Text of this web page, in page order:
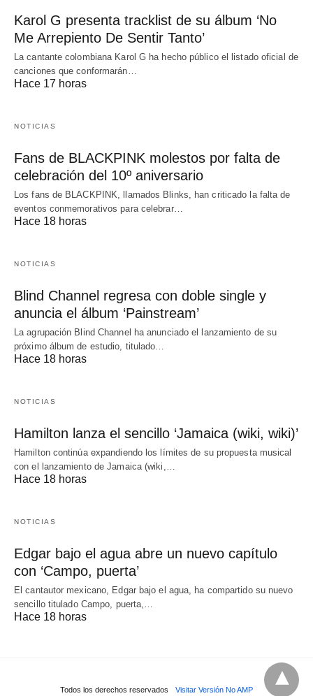
Karol G presenta tracklist de su álbum ‘No
Me Arrepiento De Sentir Tanto’
La cantante colombiana Karol G ha hecho público el listado oficial de
canciones que conformarán…
Hace 17 horas
NOTICIAS
Fans de BLACKPINK molestos por falta de
celebración del 10º aniversario
Los fans de BLACKPINK, llamados Blinks, han criticado la falta de
eventos conmemorativos para celebrar…
Hace 18 horas
NOTICIAS
Blind Channel regresa con doble single y
anuncia el álbum ‘Painstream’
La agrupación Blind Channel ha anunciado el lanzamiento de su
próximo álbum de estudio, titulado…
Hace 18 horas
NOTICIAS
Hamilton lanza el sencillo ‘Jamaica (wiki, wiki)’
Hamilton continúa expandiendo los límites de su propuesta musical
con el lanzamiento de Jamaica (wiki,…
Hace 18 horas
NOTICIAS
Edgar bajo el agua abre un nuevo capítulo
con ‘Campo, puerta’
El cantautor mexicano, Edgar bajo el agua, ha compartido su nuevo
sencillo titulado Campo, puerta,…
Hace 18 horas
Todos los derechos reservados Visitar Versión No AMP